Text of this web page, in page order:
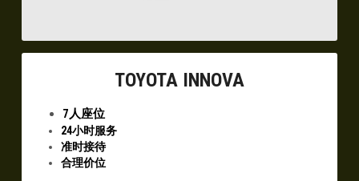
TOYOTA INNOVA
7人座位
24小时服务
准时接待
合理价位